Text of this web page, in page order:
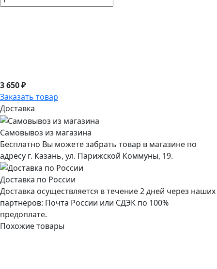
3 650 ₽
Заказать товар
Доставка
Самовывоз из магазина
Бесплатно Вы можете забрать товар в магазине по
адресу г. Казань, ул. Парижской Коммуны, 19.
Доставка по России
Доставка осуществляется в течение 2 дней через наших
партнёров: Почта России или СДЭК по 100%
предоплате.
Похожие товары